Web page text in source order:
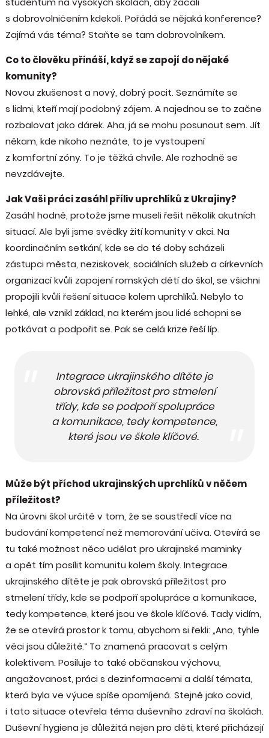
s dobrovolničením kdekoli. Pořádá se nějaká konference?
Zajímá vás téma? Staňte se tam dobrovolníkem.
Co to člověku přináší, když se zapojí do nějaké
komunity?
Novou zkušenost a nový, dobrý pocit. Seznámíte se
s lidmi, kteří mají podobný zájem. A najednou se to začne
rozbalovat jako dárek. Aha, já se mohu posunout sem. Jít
někam, kde nikoho neznáte, to je vystoupení
z komfortní zóny. To je těžká chvíle. Ale rozhodně se
nevzdávejte.
Jak Vaši práci zasáhl příliv uprchlíků z Ukrajiny?
Zasáhl hodně, protože jsme museli řešit několik akutních
situací. Ale byli jsme svědky žití komunity v akci. Na
koordinačním setkání, kde se do té doby scházeli
zástupci města, neziskovek, sociálních služeb a církevních
organizací kvůli zapojení romských dětí do škol, se všichni
propojili kvůli řešení situace kolem uprchlíků. Nebylo to
lehké, ale vznikl základ, na kterém jsou lidé schopni se
potkávat a podpořit se. Pak se celá krize řeší líp.
Integrace ukrajinského dítěte je
obrovská příležitost pro stmelení
třídy, kde se podpoří spolupráce
a komunikace, tedy kompetence,
které jsou ve škole klíčové.
Může být příchod ukrajinských uprchlíků v něčem
příležitost?
Na úrovni škol určitě v tom, že se soustředí více na
budování kompetencí než memorování učiva. Otevírá se
tu také možnost něco udělat pro ukrajinské maminky
a opět tím posílit komunitu kolem školy. Integrace
ukrajinského dítěte je pak obrovská příležitost pro
stmelení třídy, kde se podpoří spolupráce a komunikace,
tedy kompetence, které jsou ve škole klíčové. Tady vidím,
že se otevírá prostor k tomu, abychom si řekli: „Ano, tyhle
věci jsou důležité.“ To znamená pracovat s celým
kolektivem. Posiluje to také občanskou výchovu,
angažovanost, práci s dezinformacemi a další témata,
která byla ve výuce spíše opomíjená. Stejně jako covid,
i tato situace otevřela téma duševního zdraví na školách.
Duševní hygiena je důležitá nejen pro děti, které přicházejí